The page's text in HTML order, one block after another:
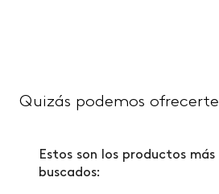
Quizás podemos
Estos son los productos más
buscados: